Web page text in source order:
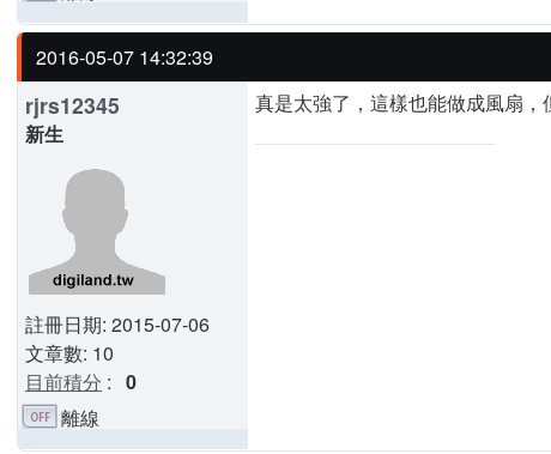
2016-05-07 14:32:39
rjrs12345
新生
註冊日期: 2015-07-06
文章數: 10
目前積分 : 0
真是太強了，這樣也能做成風扇
離線